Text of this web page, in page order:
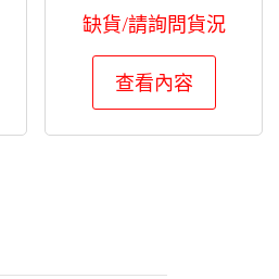
缺貨/請詢問貨況
查看內容